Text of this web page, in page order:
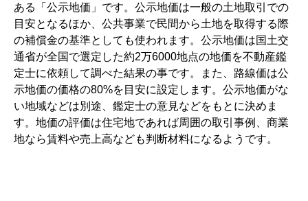
ある「公示地価」です。公示地価は一般の土地取引での
目安となるほか、公共事業で民間から土地を取得する際
の補償金の基準としても使われます。公示地価は国土交
通省が全国で選定した約2万6000地点の地価を不動産鑑
定士に依頼して調べた結果の事です。また、路線価は公
示地価の価格の80%を目安に設定します。公示地価がな
い地域などは別途、鑑定士の意見などをもとに決めま
す。地価の評価は住宅地であれば周囲の取引事例、商業
地なら賃料や売上高なども判断材料になるようです。